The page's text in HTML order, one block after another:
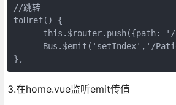
//跳转
toHref() {
this.$router.push({path:
Bus.$emit('setIndex','/
},
3.在home.vue监听emit传值